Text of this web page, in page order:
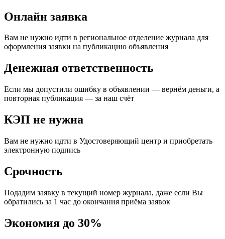
Онлайн заявка
Вам не нужно идти в региональное отделение журнала для
оформления заявки на публикацию объявления
Денежная ответственность
Если мы допустили ошибку в объявлении — вернём деньги, а
повторная публикация — за наш счёт
КЭП не нужна
Вам не нужно идти в Удостоверяющий центр и приобретать
электронную подпись
Срочность
Подадим заявку в текущий номер журнала, даже если Вы
обратились за 1 час до окончания приёма заявок
Экономия до 30%